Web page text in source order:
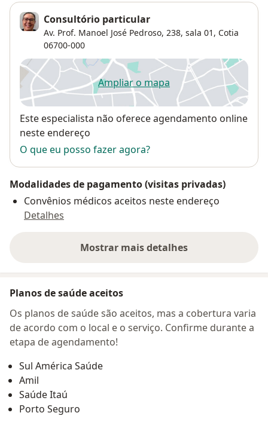
Consultório particular
Av. Prof. Manoel José Pedroso, 238, sala 01, Cotia
06700-000
Ampliar o mapaabre num novo separador
Disponibilidade
Este especialista não oferece agendamento online
neste endereço
O que eu posso fazer agora?
Modalidades de pagamento (visitas privadas)
Convênios médicos aceitos neste endereço
Detalhes
Mostrar mais detalhes
sobre o endereço
Planos de saúde aceitos
Os planos de saúde são aceitos, mas a cobertura varia
de acordo com o local e o serviço. Confirme durante a
etapa de agendamento!
Sul América Saúde
Amil
Saúde Itaú
Porto Seguro